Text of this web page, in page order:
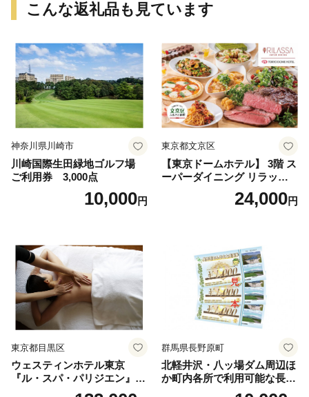
こんな返礼品も見ています
神奈川県川崎市
川崎国際生田緑地ゴルフ場
ご利用券 3,000点
10,000円
東京都文京区
【東京ドームホテル】 3階 ス
ーパーダイニング リラッサ
ランチブッフェ お食事券 大
人1名様分 関東 東京 ご利用
24,000円
東京都目黒区
ウェスティンホテル東京
『ル・スパ・パリジエン』選
べるボディセラピー90分/1名
群馬県長野原町
北軽井沢・八ッ場ダム周辺ほ
か町内各所で利用可能な長野
原町ふるさと感謝券（3,000